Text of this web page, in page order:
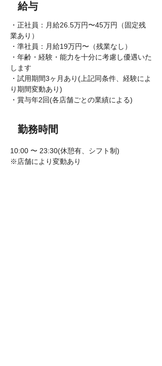
給与
・正社員：月給26.5万円〜45万円（固定残
業あり）
・準社員：月給19万円〜（残業なし）
・年齢・経験・能力を十分に考慮し優遇いた
します
・試用期間3ヶ月あり(上記同条件、経験によ
り期間変動あり)
・賞与年2回(各店舗ごとの業績による)
勤務時間
10:00 〜 23:30(休憩有、シフト制)
※店舗により変動あり